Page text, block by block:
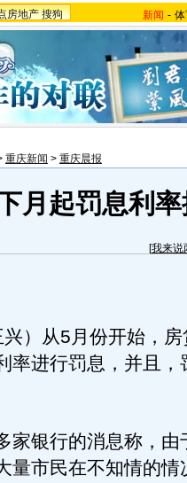
房地产 搜狗 新闻 -
重庆新闻 > 重庆晨报
月起罚息利
[我来说
从5月份开始，房
率进行罚息，并且，
银行的消息称，由
量市民在不知情的情